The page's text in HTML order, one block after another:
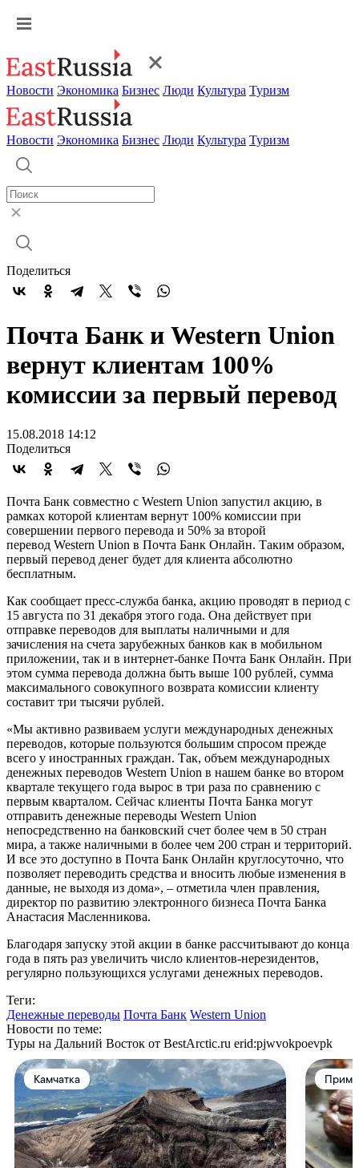
Новости Экономика Бизнес Люди Культура Туризм
Новости Экономика Бизнес Люди Культура Туризм
Поделиться
Почта Банк и Western Union
вернут клиентам 100%
комиссии за первый перевод
15.08.2018 14:12
Поделиться
Почта Банк совместно с Western Union запустил акцию, в
рамках которой клиентам вернут 100% комиссии при
совершении первого перевода и 50% за второй
перевод Western Union в Почта Банк Онлайн. Таким образом,
первый перевод денег будет для клиента абсолютно
бесплатным.
Как сообщает пресс-служба банка, акцию проводят в период с
15 августа по 31 декабря этого года. Она действует при
отправке переводов для выплаты наличными и для
зачисления на счета зарубежных банков как в мобильном
приложении, так и в интернет-банке Почта Банк Онлайн. При
этом сумма перевода должна быть выше 100 рублей, сумма
максимального совокупного возврата комиссии клиенту
составит три тысячи рублей.
«Мы активно развиваем услуги международных денежных
переводов, которые пользуются большим спросом прежде
всего у иностранных граждан. Так, объем международных
денежных переводов Western Union в нашем банке во втором
квартале текущего года вырос в три раза по сравнению с
первым кварталом. Сейчас клиенты Почта Банка могут
отправить денежные переводы Western Union
непосредственно на банковский счет более чем в 50 стран
мира, а также наличными в более чем 200 стран и территорий.
И все это доступно в Почта Банк Онлайн круглосуточно, что
позволяет переводить средства и вносить любые изменения в
данные, не выходя из дома», – отметила член правления,
директор по развитию электронного бизнеса Почта Банка
Анастасия Масленникова.
Благодаря запуску этой акции в банке рассчитывают до конца
года в пять раз увеличить число клиентов-нерезидентов,
регулярно пользующихся услугами денежных переводов.
Теги:
Денежные переводы Почта Банк Western Union
Новости по теме:
Туры на Дальний Восток от BestArctic.ru erid:pjwvokpoevpk